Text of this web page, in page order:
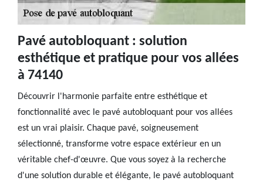
Pavé autobloquant : solution
esthétique et pratique pour vos allées
à 74140
Découvrir l'harmonie parfaite entre esthétique et
fonctionnalité avec le pavé autobloquant pour vos allées
est un vrai plaisir. Chaque pavé, soigneusement
sélectionné, transforme votre espace extérieur en un
véritable chef-d'œuvre. Que vous soyez à la recherche
d'une solution durable et élégante, le pavé autobloquant